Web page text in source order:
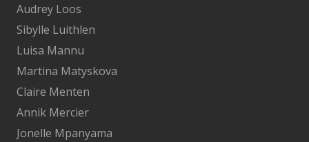
Audrey Loos
Sibylle Luithlen
Luisa Mannu
Martina Matyskova
Claire Menten
Annik Mercier
Jonelle Mpanyama